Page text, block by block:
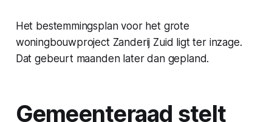
Het bestemmingsplan voor het grote
woningbouwproject Zanderij Zuid ligt ter inzage.
Dat gebeurt maanden later dan gepland.
Gemeenteraad stelt